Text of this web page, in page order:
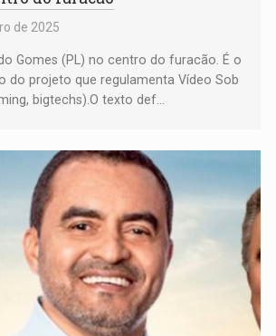
de 2025
Gomes (PL) no centro do furacão. É o
do projeto que regulamenta Vídeo Sob
bigtechs).O texto def...